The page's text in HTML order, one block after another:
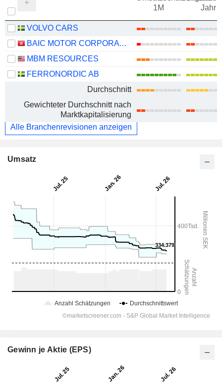
1M
Jahr
VOLVO CARS
BAIC MOTOR CORPORATION LIMITED
MBM RESOURCES
FERRONORDIC AB
Durchschnitt
Gewichteter Durchschnitt nach
Marktkapitalisierung
Alle Branchenrevisionen anzeigen
Umsatz
Gewinn je Aktie (EPS)